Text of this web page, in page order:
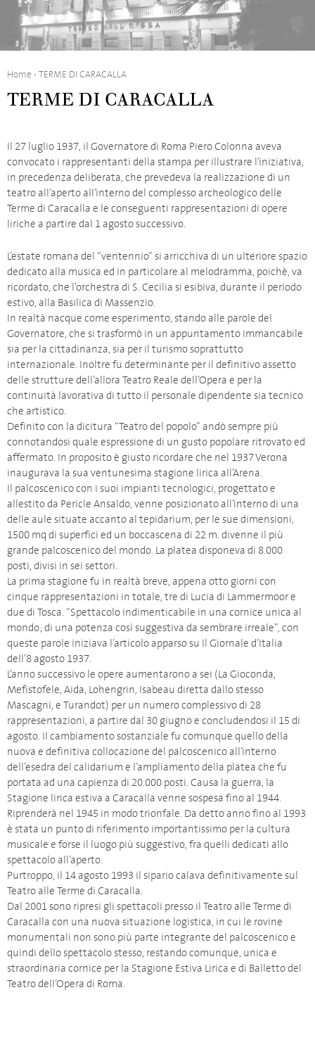
Home › TERME DI CARACALLA
TERME DI CARACALLA
Il 27 luglio 1937, il Governatore di Roma Piero Colonna aveva
convocato i rappresentanti della stampa per illustrare l’iniziativa,
in precedenza deliberata, che prevedeva la realizzazione di un
teatro all’aperto all’interno del complesso archeologico delle
Terme di Caracalla e le conseguenti rappresentazioni di opere
liriche a partire dal 1 agosto successivo.
L’estate romana del “ventennio” si arricchiva di un ulteriore spazio
dedicato alla musica ed in particolare al melodramma, poichè, va
ricordato, che l’orchestra di S. Cecilia si esibiva, durante il periodo
estivo, alla Basilica di Massenzio.
In realtà nacque come esperimento, stando alle parole del
Governatore, che si trasformò in un appuntamento immancabile
sia per la cittadinanza, sia per il turismo soprattutto
internazionale. Inoltre fu determinante per il definitivo assetto
delle strutture dell’allora Teatro Reale dell’Opera e per la
continuità lavorativa di tutto il personale dipendente sia tecnico
che artistico.
Definito con la dicitura “Teatro del popolo” andò sempre più
connotandosi quale espressione di un gusto popolare ritrovato ed
affermato. In proposito è giusto ricordare che nel 1937 Verona
inaugurava la sua ventunesima stagione lirica all’Arena.
Il palcoscenico con i suoi impianti tecnologici, progettato e
allestito da Pericle Ansaldo, venne posizionato all’interno di una
delle aule situate accanto al tepidarium, per le sue dimensioni,
1500 mq di superfici ed un boccascena di 22 m. divenne il più
grande palcoscenico del mondo. La platea disponeva di 8.000
posti, divisi in sei settori.
La prima stagione fu in realtà breve, appena otto giorni con
cinque rappresentazioni in totale, tre di Lucia di Lammermoor e
due di Tosca. “Spettacolo indimenticabile in una cornice unica al
mondo; di una potenza così suggestiva da sembrare irreale”, con
queste parole iniziava l’articolo apparso su Il Giornale d’Italia
dell’8 agosto 1937.
L’anno successivo le opere aumentarono a sei (La Gioconda,
Mefistofele, Aida, Lohengrin, Isabeau diretta dallo stesso
Mascagni, e Turandot) per un numero complessivo di 28
rappresentazioni, a partire dal 30 giugno e concludendosi il 15 di
agosto. Il cambiamento sostanziale fu comunque quello della
nuova e definitiva collocazione del palcoscenico all’interno
dell’esedra del calidarium e l’ampliamento della platea che fu
portata ad una capienza di 20.000 posti. Causa la guerra, la
Stagione lirica estiva a Caracalla venne sospesa fino al 1944.
Riprenderà nel 1945 in modo trionfale. Da detto anno fino al 1993
è stata un punto di riferimento importantissimo per la cultura
musicale e forse il luogo più suggestivo, fra quelli dedicati allo
spettacolo all’aperto.
Purtroppo, il 14 agosto 1993 il sipario calava definitivamente sul
Teatro alle Terme di Caracalla.
Dal 2001 sono ripresi gli spettacoli presso il Teatro alle Terme di
Caracalla con una nuova situazione logistica, in cui le rovine
monumentali non sono più parte integrante del palcoscenico e
quindi dello spettacolo stesso, restando comunque, unica e
straordinaria cornice per la Stagione Estiva Lirica e di Balletto del
Teatro dell’Opera di Roma.